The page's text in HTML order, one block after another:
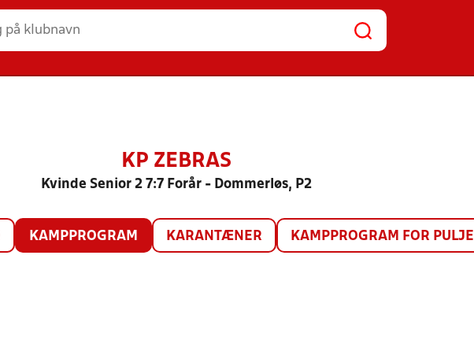
KP ZEBRAS
Kvinde Senior 2 7:7 Forår - Dommerløs, P2
KAMPPROGRAM KARANTÆNER KAMPPROGRAM FOR PULJE